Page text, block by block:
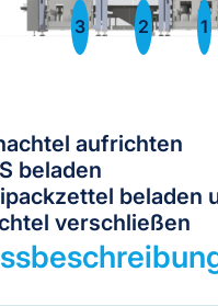
aufrichten
beladen
beladen
verschließen